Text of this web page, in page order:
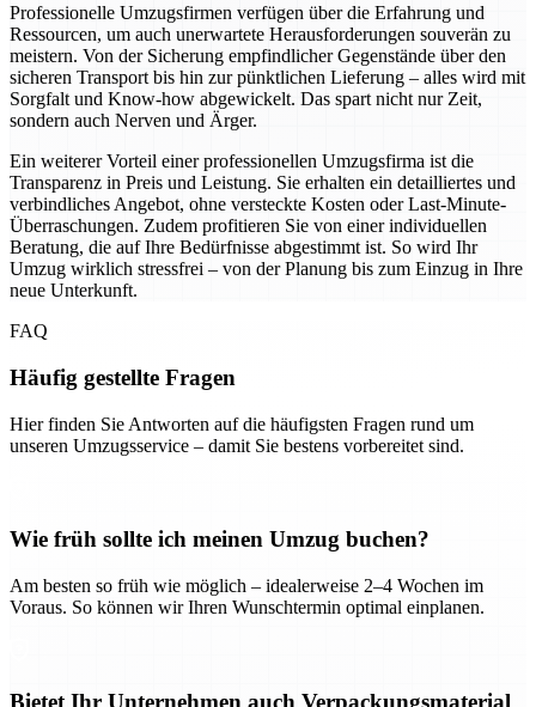
Professionelle Umzugsfirmen verfügen über die Erfahrung und
Ressourcen, um auch unerwartete Herausforderungen souverän zu
meistern. Von der Sicherung empfindlicher Gegenstände über den
sicheren Transport bis hin zur pünktlichen Lieferung – alles wird mit
Sorgfalt und Know-how abgewickelt. Das spart nicht nur Zeit,
sondern auch Nerven und Ärger.
Ein weiterer Vorteil einer professionellen Umzugsfirma ist die
Transparenz in Preis und Leistung. Sie erhalten ein detailliertes und
verbindliches Angebot, ohne versteckte Kosten oder Last-Minute-
Überraschungen. Zudem profitieren Sie von einer individuellen
Beratung, die auf Ihre Bedürfnisse abgestimmt ist. So wird Ihr
Umzug wirklich stressfrei – von der Planung bis zum Einzug in Ihre
neue Unterkunft.
FAQ
Häufig gestellte Fragen
Hier finden Sie Antworten auf die häufigsten Fragen rund um
unseren Umzugsservice – damit Sie bestens vorbereitet sind.
Wie früh sollte ich meinen Umzug buchen?
Am besten so früh wie möglich – idealerweise 2–4 Wochen im
Voraus. So können wir Ihren Wunschtermin optimal einplanen.
Bietet Ihr Unternehmen auch Verpackungsmaterial